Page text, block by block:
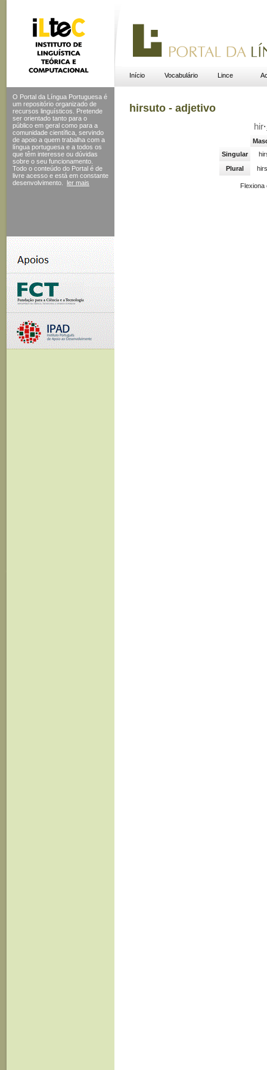
Início Vocabulário Lince
O Portal da Língua Portuguesa é
um repositório organizado de
recursos linguísticos. Pretende
ser orientado tanto para o
público em geral como para a
comunidade científica, servindo
de apoio a quem trabalha com a
língua portuguesa e a todos os
que têm interesse ou dúvidas
sobre o seu funcionamento.
Todo o conteúdo do Portal é de
livre acesso e está em constante
desenvolvimento.
ler mais
hirsuto - adjetivo
hir·
Singular
Plural